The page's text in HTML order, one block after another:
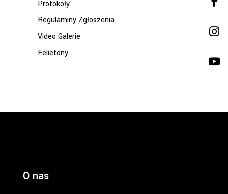
Protokoły
Regulaminy Zgłoszenia
Video Galerie
Felietony
O nas